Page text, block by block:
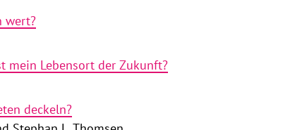
wert?
mein Lebensort der Zukunft?
deckeln?